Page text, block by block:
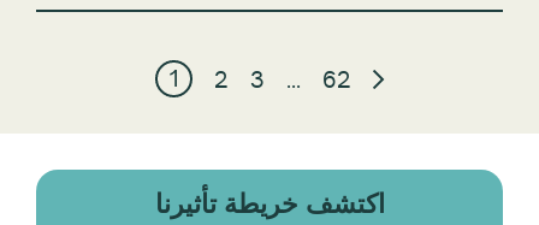
1 2 3 … 62
اكتشف خريطة تأثيرنا